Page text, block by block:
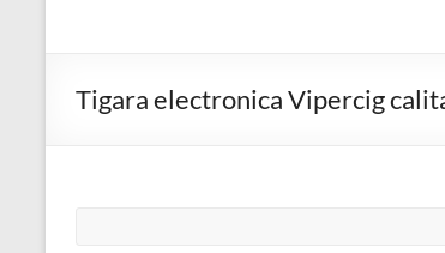
Tigara electronica Vipercig